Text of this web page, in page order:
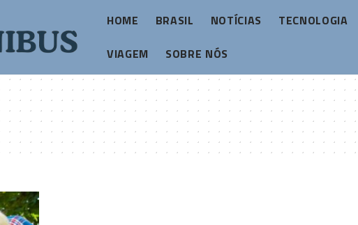
HOME BRASIL NOTÍCIAS
TECNOLOGIA
VIAGEM
SOBRE NÓS